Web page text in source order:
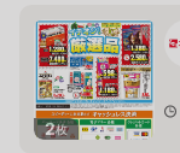
2枚